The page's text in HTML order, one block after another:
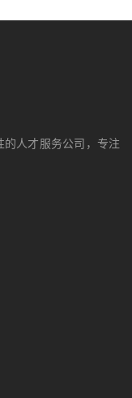
人才服务公司，专注